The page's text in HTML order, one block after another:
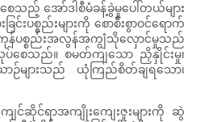
ေသည့် အော်ဒါစီမံခန့်ခွဲမှုပေါ်တယ်များ
စ္စည်းများကို စောစီးစွာဝင်ရောက်
ကုန်ပစ္စည်းအလွန်အကျွံသိုလှောင်မှုသည်
ြုလုပ်စေသည်။ စမတ်ကျသော ညှိနှိုင်းမှု၊
ယာဉ်များသည် ယုံကြည်စိတ်ချရသော၊
င်ဆိုင်ရာအကျိုးကျေးဇူးများကို ဆွဲ